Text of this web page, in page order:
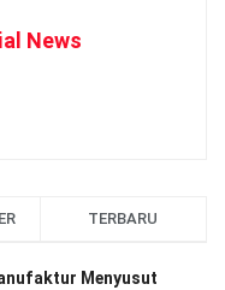
News
TERBARU
Menyusut